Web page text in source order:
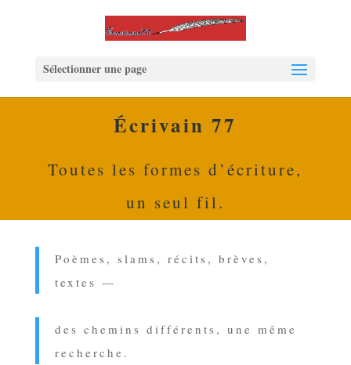
Sélectionner une page
Écrivain 77
Toutes les formes d’écriture,
un seul fil.
Poèmes, slams, récits, brèves,
textes —
des chemins différents, une même
recherche.